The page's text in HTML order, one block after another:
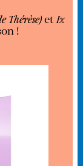
Thérèse) et Ix
!